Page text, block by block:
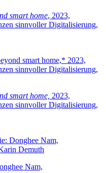
smart home, 2023,
sinnvoller Digitalisierung,
smart home, 2023,
sinnvoller Digitalisierung,
Nam,